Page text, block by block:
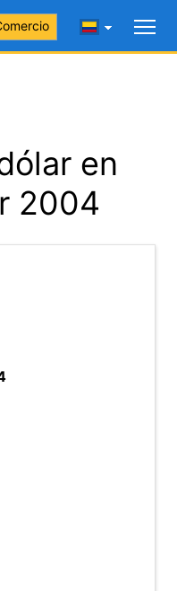
en
2004